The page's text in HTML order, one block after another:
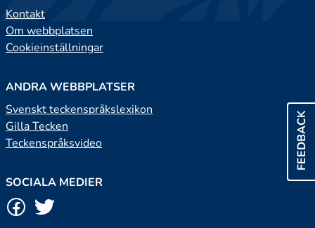
FEEDBACK
Kontakt
Om webbplatsen
Cookieinställningar
ANDRA WEBBPLATSER
Svenskt teckenspråkslexikon
Gilla Tecken
Teckenspråksvideo
SOCIALA MEDIER